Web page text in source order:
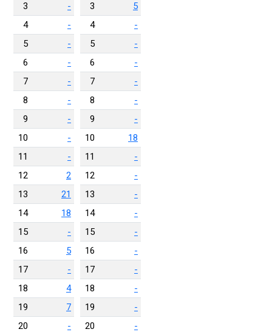
3
-
4
-
5
-
6
-
7
-
8
-
9
-
10
-
11
-
12
2
13
21
14
18
15
-
16
5
17
-
18
4
19
7
20
-
3
5
4
-
5
-
6
-
7
-
8
-
9
-
10
18
11
-
12
-
13
-
14
-
15
-
16
-
17
-
18
-
19
-
20
-